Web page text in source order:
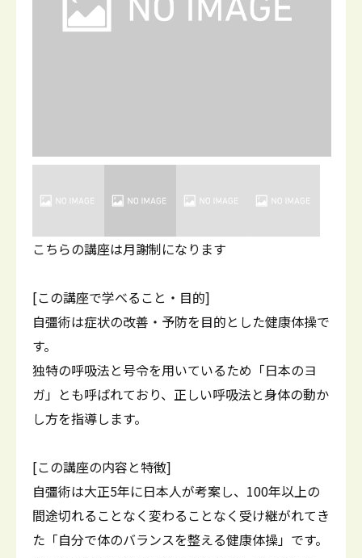
こちらの講座は月謝制になります
[この講座で学べること・目的]
自彊術は症状の改善・予防を目的とした健康体操で
す。
独特の呼吸法と号令を用いているため「日本のヨ
ガ」とも呼ばれており、正しい呼吸法と身体の動か
し方を指導します。
[この講座の内容と特徴]
自彊術は大正5年に日本人が考案し、100年以上の
間途切れることなく変わることなく受け継がれてき
た「自分で体のバランスを整える健康体操」です。